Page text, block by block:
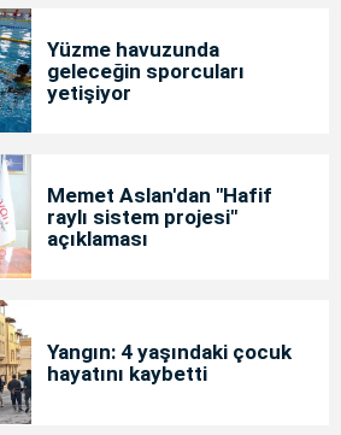
Yüzme havuzunda
geleceğin sporcuları
yetişiyor
Memet Aslan'dan "Hafif
raylı sistem projesi"
açıklaması
Yangın: 4 yaşındaki çocuk
hayatını kaybetti